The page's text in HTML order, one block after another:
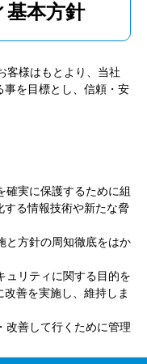
基本方針
客様はもとより、当社
を目標とし、信頼・安
確実に保護するために組
る情報技術や新たな脅
と方針の周知徹底をはか
ュリティに関する目的を
善を実施し、維持しま
改善して行くために管理